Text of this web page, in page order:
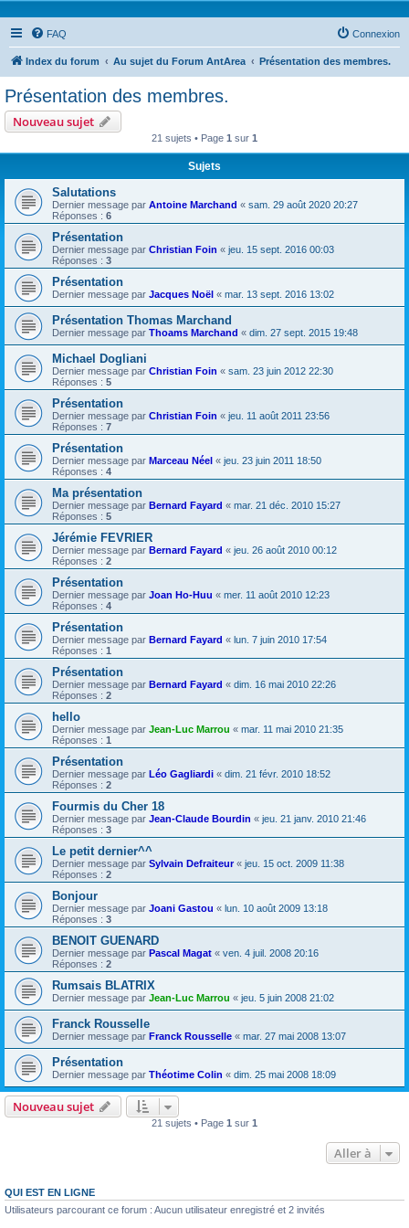
FAQ Connexion
Index du forum Au sujet du Forum AntArea Présentation des membres.
Présentation des membres.
Nouveau sujet
21 sujets • Page 1 sur 1
Sujets
Salutations
Dernier message par Antoine Marchand « sam. 29 août 2020 20:27
Réponses : 6
Présentation
Dernier message par Christian Foin « jeu. 15 sept. 2016 00:03
Réponses : 3
Présentation
Dernier message par Jacques Noël « mar. 13 sept. 2016 13:02
Présentation Thomas Marchand
Dernier message par Thoams Marchand « dim. 27 sept. 2015 19:48
Michael Dogliani
Dernier message par Christian Foin « sam. 23 juin 2012 22:30
Réponses : 5
Présentation
Dernier message par Christian Foin « jeu. 11 août 2011 23:56
Réponses : 7
Présentation
Dernier message par Marceau Néel « jeu. 23 juin 2011 18:50
Réponses : 4
Ma présentation
Dernier message par Bernard Fayard « mar. 21 déc. 2010 15:27
Réponses : 5
Jérémie FEVRIER
Dernier message par Bernard Fayard « jeu. 26 août 2010 00:12
Réponses : 2
Présentation
Dernier message par Joan Ho-Huu « mer. 11 août 2010 12:23
Réponses : 4
Présentation
Dernier message par Bernard Fayard « lun. 7 juin 2010 17:54
Réponses : 1
Présentation
Dernier message par Bernard Fayard « dim. 16 mai 2010 22:26
Réponses : 2
hello
Dernier message par Jean-Luc Marrou « mar. 11 mai 2010 21:35
Réponses : 1
Présentation
Dernier message par Léo Gagliardi « dim. 21 févr. 2010 18:52
Réponses : 2
Fourmis du Cher 18
Dernier message par Jean-Claude Bourdin « jeu. 21 janv. 2010 21:46
Réponses : 3
Le petit dernier^^
Dernier message par Sylvain Defraiteur« jeu. 15 oct. 2009 11:38
Réponses : 2
Bonjour
Dernier message par Joani Gastou « lun. 10 août 2009 13:18
Réponses : 3
BENOIT GUENARD
Dernier message par Pascal Magat « ven. 4 juil. 2008 20:16
Réponses : 2
Rumsais BLATRIX
Dernier message par Jean-Luc Marrou « jeu. 5 juin 2008 21:02
Franck Rousselle
Dernier message par Franck Rousselle « mar. 27 mai 2008 13:07
Présentation
Dernier message par Théotime Colin « dim. 25 mai 2008 18:09
Nouveau sujet
21 sujets • Page 1 sur 1
Aller à
QUI EST EN LIGNE
Utilisateurs parcourant ce forum : Aucun utilisateur enregistré et 2 invités